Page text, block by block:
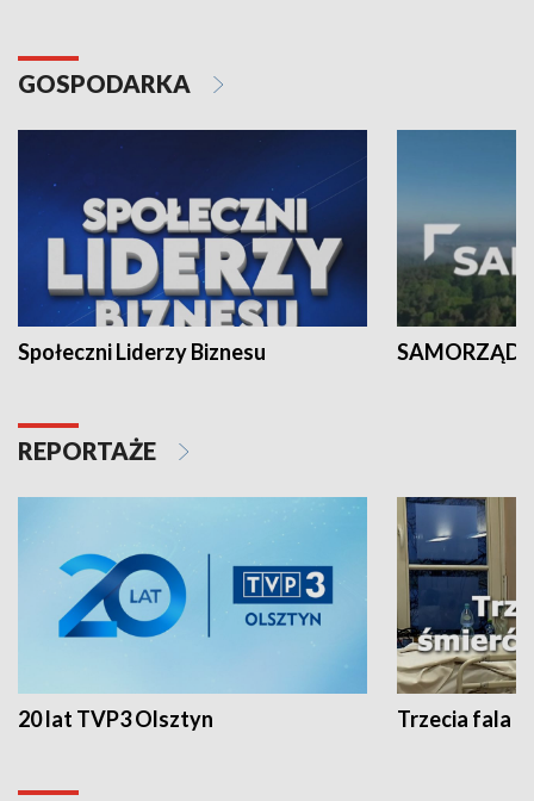
GOSPODARKA
Społeczni Liderzy Biznesu SAMORZĄD
REPORTAŻE
20 lat TVP3 Olsztyn Trzecia fala -